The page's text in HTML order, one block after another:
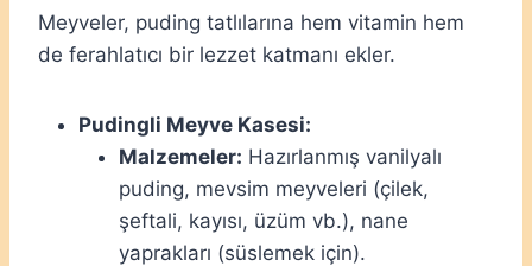
Meyveler, puding tatlılarına hem vitamin hem
de ferahlatıcı bir lezzet katmanı ekler.
Pudingli Meyve Kasesi:
Malzemeler: Hazırlanmış vanilyalı
puding, mevsim meyveleri (çilek,
şeftali, kayısı, üzüm vb.), nane
yaprakları (süslemek için).